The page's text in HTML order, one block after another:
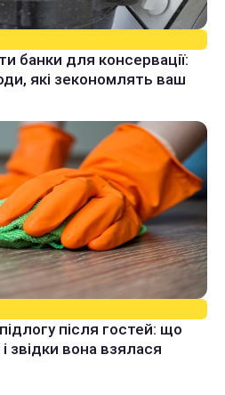
банки для консервації:
які зекономлять ваш
після гостей: що
звідки вона взялася